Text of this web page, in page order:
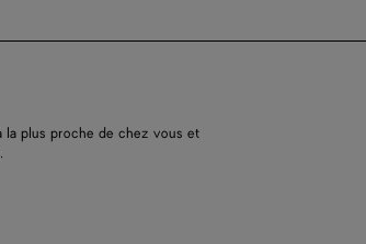
plus proche de chez vous et